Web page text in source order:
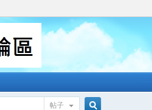
帖子